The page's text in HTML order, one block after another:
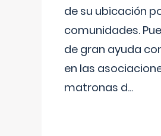
de su ubicación
comunidades.
de gran ayuda
en las
matronas d...